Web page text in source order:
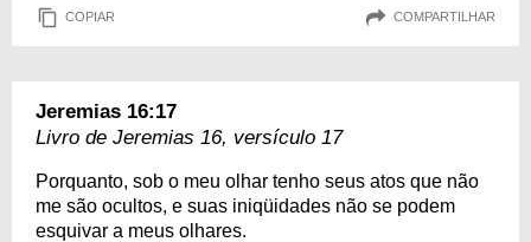
COPIAR COMPARTILHAR
Jeremias 16:17
Livro de Jeremias 16, versículo 17
Porquanto, sob o meu olhar tenho seus atos que não
me são ocultos, e suas iniqüidades não se podem
esquivar a meus olhares.